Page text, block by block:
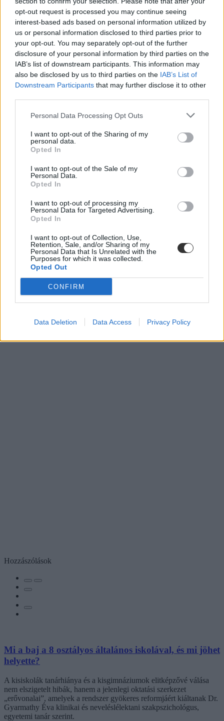
opt-out request is processed you may continue seeing
interest-based ads based on personal information utilized by
us or personal information disclosed to third parties prior to
your opt-out. You may separately opt-out of the further
disclosure of your personal information by third parties on the
IAB’s list of downstream participants. This information may
also be disclosed by us to third parties on the IAB’s List of
Downstream Participants that may further disclose it to other
Personal Data Processing Opt Outs
I want to opt-out of the Sharing of my
personal data.
Opted In
I want to opt-out of the Sale of my
Personal Data.
Opted In
I want to opt-out of processing my
Personal Data for Targeted Advertising.
Opted In
I want to opt-out of Collection, Use,
Retention, Sale, and/or Sharing of my
Personal Data that Is Unrelated with the
Purposes for which it was collected.
Opted Out
CONFIRM
Data Deletion Data Access Privacy Policy
egyetem
felsőoktatási rangsor
legjobb egyetemek
egyetemi rangsor
CWUR rangsor
legjobb felsőoktatási intézmények
Hozzászólások
Mi a baj a 8 osztályos általános iskolával, és mi jöhet
helyette?
A kisiskolák tanárhiánya és a kisgimnáziumok elitképzővé válása
nem elszigetelt hibák, hanem a jelenlegi oktatási szerkezet
„erővonalai”, amelyek a rendszer gyökeres reformjáért kiáltanak Dr.
Gyarmathy Éva klinikai és neveléslélektani szakpszichológus,
egyetemi tanár szerint.